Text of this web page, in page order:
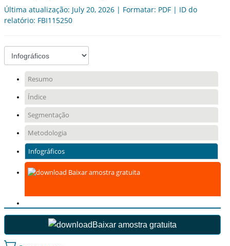
Última atualização: July 20, 2026 | Formatar: PDF | ID do
relatório: FBI115250
Resumo
Índice
Segmentação
Metodologia
Infográficos
Baixar amostra gratuita
Baixar amostra gratuita